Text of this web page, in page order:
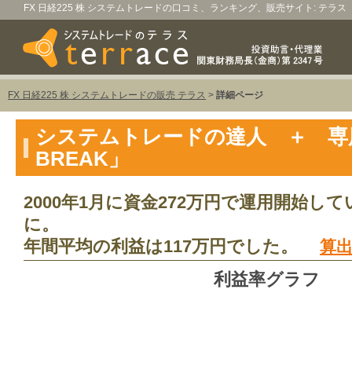
FX 日経225 株 システムトレードの口コミ、ランキング、販売サイト: テラス
FX 日経225 株 システムトレードの販売 テラス > 詳細ページ
システムトレードの達人 ＋ 専
BREAK」
2000年1月に資金272万円で運用開始して
に。
年間平均の利益は117万円でした。 算
利益率グラフ